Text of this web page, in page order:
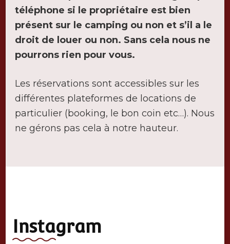
téléphone si le propriétaire est bien
présent sur le camping ou non et s’il a le
droit de louer ou non. Sans cela nous ne
pourrons rien pour vous.
Les réservations sont accessibles sur les
différentes plateformes de locations de
particulier (booking, le bon coin etc…). Nous
ne gérons pas cela à notre hauteur.
Instagram